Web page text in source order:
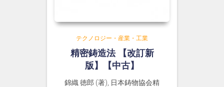
テクノロジー・産業・工業
精密鋳造法 【改訂新
版】【中古】
錦織 徳郎 (著), 日本鋳物協会精